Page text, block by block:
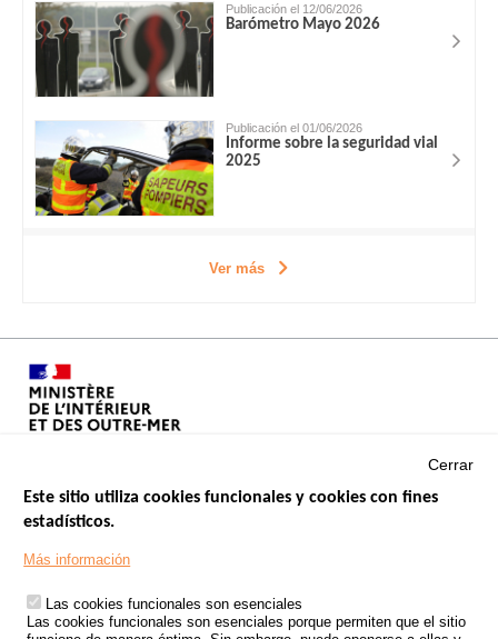
Publicación el 12/06/2026
Barómetro Mayo 2026
Publicación el 01/06/2026
Informe sobre la seguridad vial
2025
Ver más
Footer
TRATAMIENTO DE DATOS PERSONALES PROCEDENTES DE
ACCIDENTES DE TRÁFICO
Cerrar
Este sitio utiliza cookies funcionales y cookies con fines
estadísticos.
Más información
Las cookies funcionales son esenciales
Las cookies funcionales son esenciales porque permiten que el sitio